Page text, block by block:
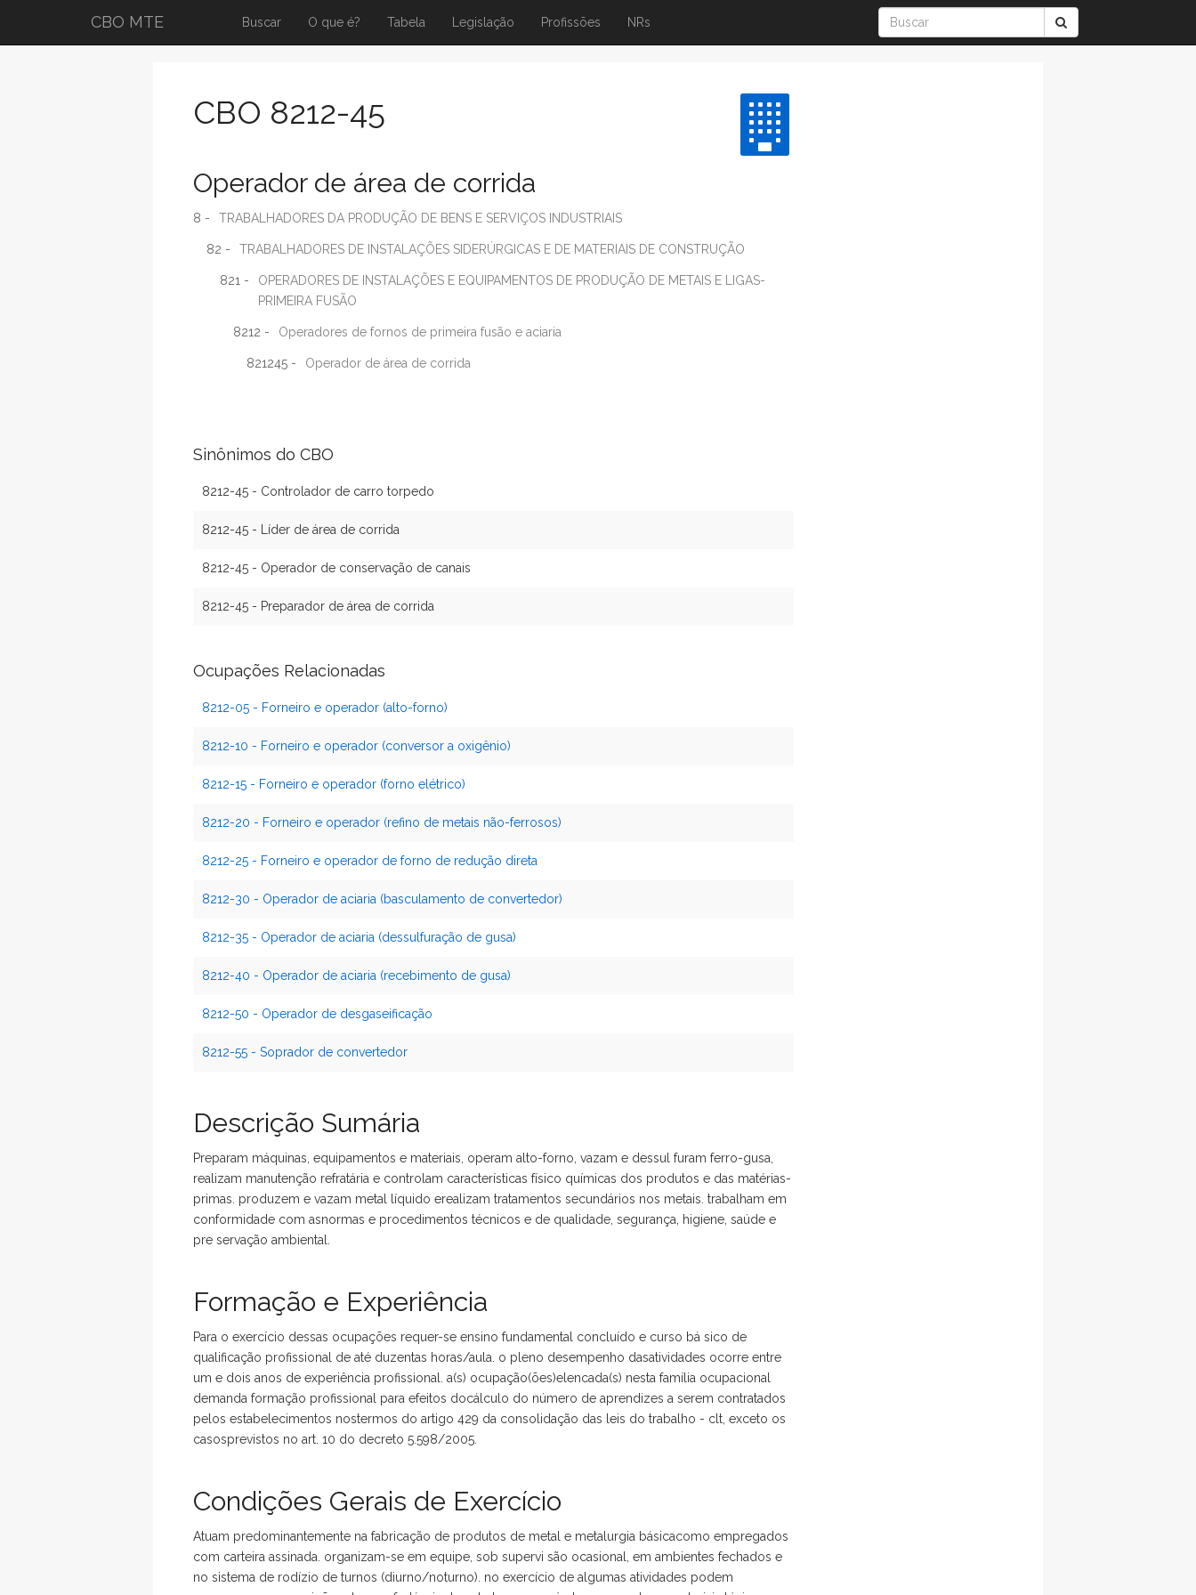
CBO MTE Buscar O que é? Tabela Legislação Profissões NRs
CBO 8212-45
Operador de área de corrida
8 - TRABALHADORES DA PRODUÇÃO DE BENS E SERVIÇOS INDUSTRIAIS
82 - TRABALHADORES DE INSTALAÇÕES SIDERÚRGICAS E DE MATERIAIS DE CONSTRUÇÃO
821 -
OPERADORES DE INSTALAÇÕES E EQUIPAMENTOS DE PRODUÇÃO DE METAIS E LIGAS-
PRIMEIRA FUSÃO
8212 - Operadores de fornos de primeira fusão e aciaria
821245 - Operador de área de corrida
Sinônimos do CBO
8212-45 - Controlador de carro torpedo
8212-45 - Líder de área de corrida
8212-45 - Operador de conservação de canais
8212-45 - Preparador de área de corrida
Ocupações Relacionadas
8212-05 - Forneiro e operador (alto-forno)
8212-10 - Forneiro e operador (conversor a oxigênio)
8212-15 - Forneiro e operador (forno elétrico)
8212-20 - Forneiro e operador (refino de metais não-ferrosos)
8212-25 - Forneiro e operador de forno de redução direta
8212-30 - Operador de aciaria (basculamento de convertedor)
8212-35 - Operador de aciaria (dessulfuração de gusa)
8212-40 - Operador de aciaria (recebimento de gusa)
8212-50 - Operador de desgaseificação
8212-55 - Soprador de convertedor
Descrição Sumária
Preparam máquinas, equipamentos e materiais, operam alto-forno, vazam e dessul furam ferro-gusa,
realizam manutenção refratária e controlam características físico químicas dos produtos e das matérias-
primas. produzem e vazam metal líquido erealizam tratamentos secundários nos metais. trabalham em
conformidade com asnormas e procedimentos técnicos e de qualidade, segurança, higiene, saúde e
pre servação ambiental.
Formação e Experiência
Para o exercício dessas ocupações requer-se ensino fundamental concluído e curso bá sico de
qualificação profissional de até duzentas horas/aula. o pleno desempenho dasatividades ocorre entre
um e dois anos de experiência profissional. a(s) ocupação(ões)elencada(s) nesta família ocupacional
demanda formação profissional para efeitos docálculo do número de aprendizes a serem contratados
pelos estabelecimentos nostermos do artigo 429 da consolidação das leis do trabalho - clt, exceto os
casosprevistos no art. 10 do decreto 5.598/2005.
Condições Gerais de Exercício
Atuam predominantemente na fabricação de produtos de metal e metalurgia básicacomo empregados
com carteira assinada. organizam-se em equipe, sob supervi são ocasional, em ambientes fechados e
no sistema de rodízio de turnos (diurno/noturno). no exercício de algumas atividades podem